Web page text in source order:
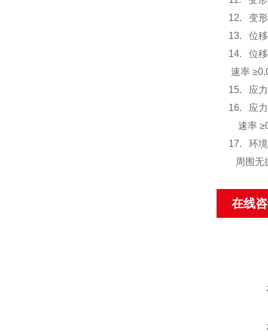
12. 变形
13. 位移
14. 位移
速率
15. 应力
16. 应力
速率
17. 环
周围无
在线